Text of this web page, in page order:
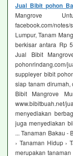
Jual Bibit pohon
Mangrove
facebook.com/
Lumpur, Tanam
berkisar antara Rp
Jual Bibit
suppleyer bibit
siap tanam
Bibit Mangrove
www.bibitbuah.net/
menyediakan
juga menyediakan
... Tanaman Bakau -
› Tanaman Hidup ›
merupakan